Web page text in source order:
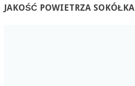
JAKOŚĆPOWIETRZA SOKÓŁKA